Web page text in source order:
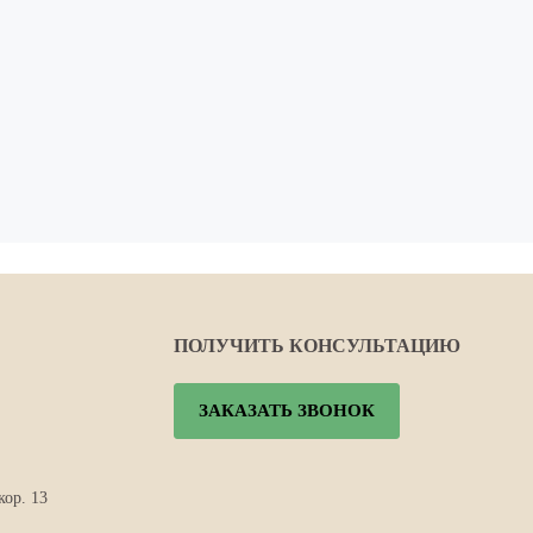
13
ПОЛУЧИТЬ КОНСУЛЬТАЦИЮ
ЗАКАЗАТЬ ЗВОНОК